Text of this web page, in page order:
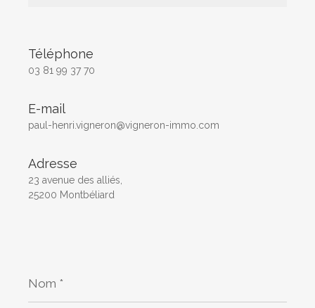
Téléphone
03 81 99 37 70
E-mail
paul-henri.vigneron@vigneron-immo.com
Adresse
23 avenue des alliés,
25200 Montbéliard
*